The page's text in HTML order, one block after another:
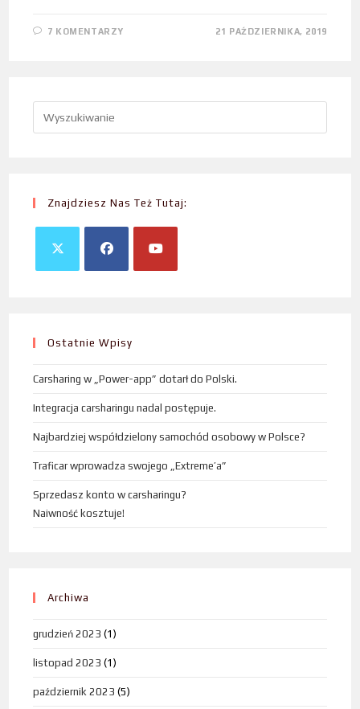
7 KOMENTARZY 21 PAŹDZIERNIKA, 2019
Znajdziesz Nas Też Tutaj:
Ostatnie Wpisy
Carsharing w „Power-app” dotarł do Polski.
Integracja carsharingu nadal postępuje.
Najbardziej współdzielony samochód osobowy w Polsce?
Traficar wprowadza swojego „Extreme’a”
Sprzedasz konto w carsharingu?
Naiwność kosztuje!
Archiwa
grudzień 2023 (1)
listopad 2023 (1)
październik 2023 (5)